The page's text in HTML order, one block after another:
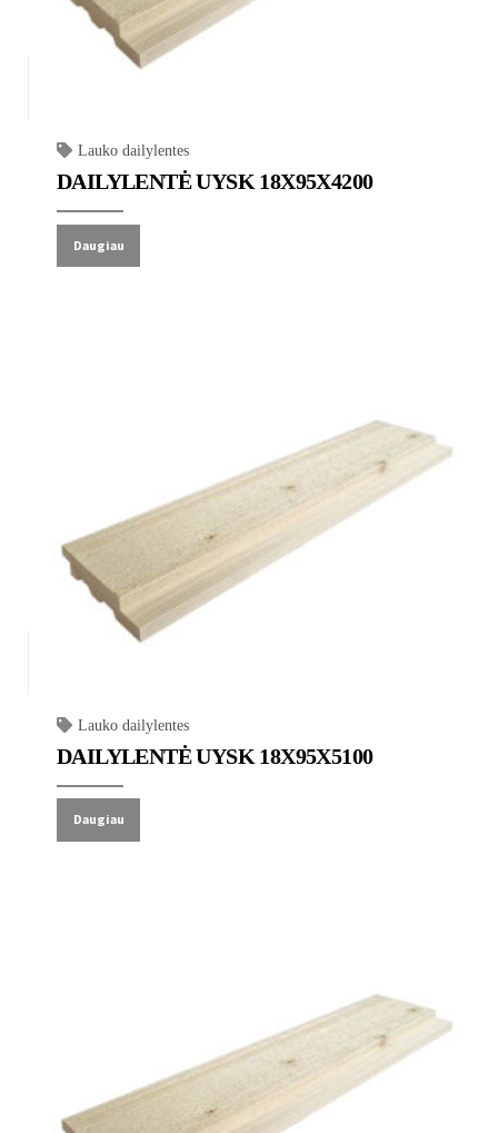
Lauko dailylentes
DAILYLENTĖ UYSK 18X95X4200
Daugiau
Lauko dailylentes
DAILYLENTĖ UYSK 18X95X5100
Daugiau